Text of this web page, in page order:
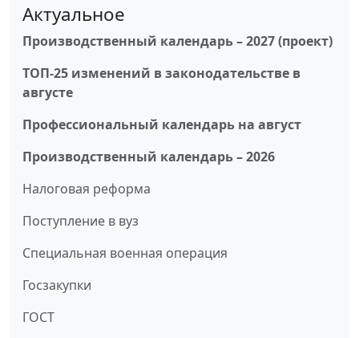
Актуальное
Производственный календарь – 2027 (проект)
ТОП-25 изменений в законодательстве в
августе
Профессиональный календарь на август
Производственный календарь – 2026
Налоговая реформа
Поступление в вуз
Специальная военная операция
Госзакупки
ГОСТ